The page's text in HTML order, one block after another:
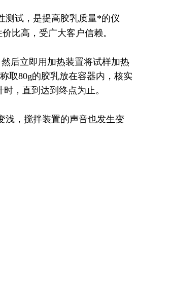
测试，是提高胶乳质量*的仪
比高，受广大客户信赖。
后立即用加热装置将试样加热
取80g的胶乳放在容器内，核实
，直到达到终点为止。
浅，搅拌装置的声音也发生变